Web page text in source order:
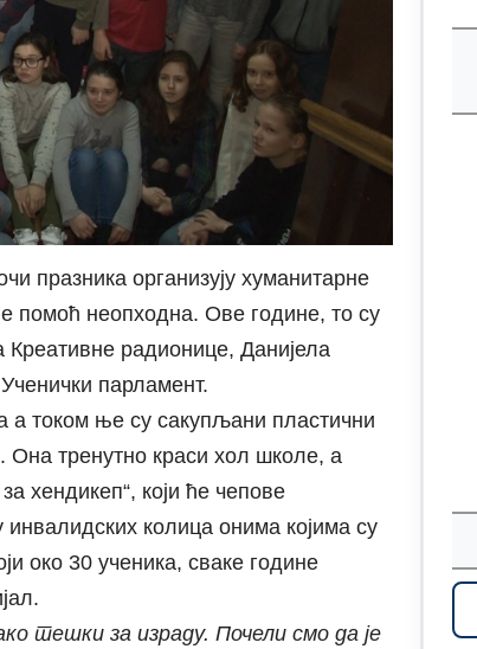
празника организују хуманитарне
помоћ неопходна. Ове године, то су
Креативне радионице, Данијела
парламент.
а током ње су сакупљани пластични
Она тренутно краси хол школе, а
хендикеп“, који ће чепове
колица онима којима су
око 30 ученика, сваке године
тешки за израду. Почели смо да је